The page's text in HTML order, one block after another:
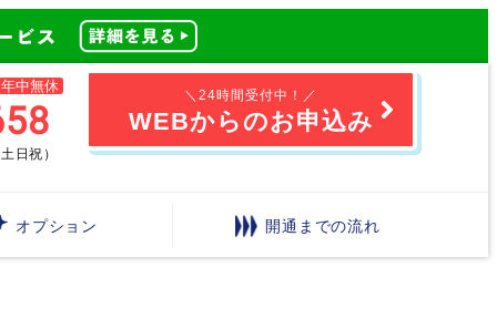
年中無休
日祝）
＼24時間受付中！／
WEBからのお申込み
オプション 開通までの流れ